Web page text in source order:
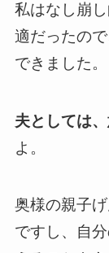
私はなし崩
適だったの
できました。
夫としては
よ。
奥様の親子
ですし、自